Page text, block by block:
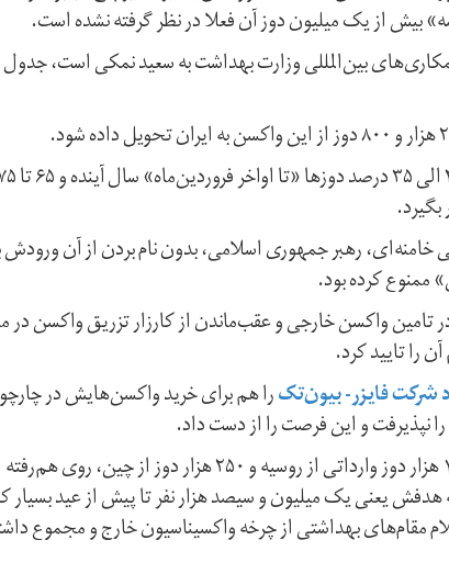
بیش از یک میلیون دوز آن فعلا در نظر گرفته نشده است.
بین‌المللی وزارت بهداشت به سعید نمکی است، جدول
بگیرد.
رهبر جمهوری اسلامی، بدون نام بردن از آن ورودش
کرده بود.
تامین واکسن خارجی و عقب‌ماندن از کارزار تزریق واکسن در
را تایید کرد.
شرکت فایزر- بیون‌تکرا هم برای خرید واکسن‌هایش در
هدفش یعنی یک میلیون و سیصد هزار نفر تا پیش از عید
مقام‌های بهداشتی از چرخه واکسیناسیون خارج و مجموع